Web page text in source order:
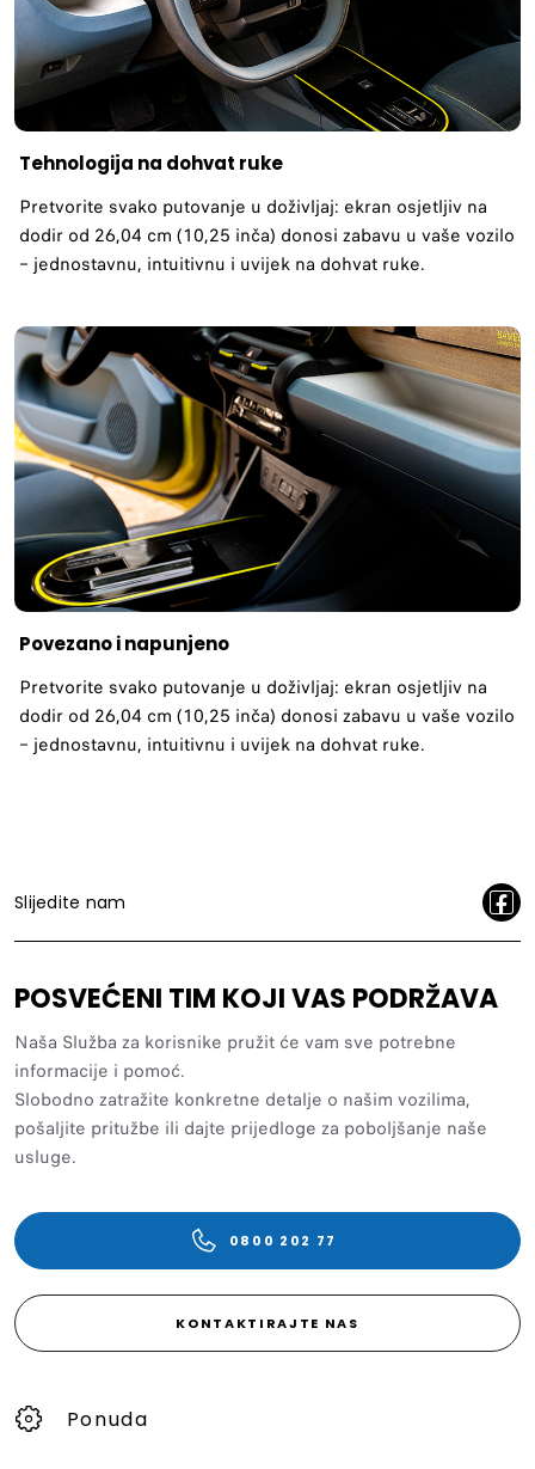
Tehnologija na dohvat ruke
Pretvorite svako putovanje u doživljaj: ekran osjetljiv na
dodir od 26,04 cm (10,25 inča) donosi zabavu u vaše vozilo
– jednostavnu, intuitivnu i uvijek na dohvat ruke.
Povezano i napunjeno
Pretvorite svako putovanje u doživljaj: ekran osjetljiv na
dodir od 26,04 cm (10,25 inča) donosi zabavu u vaše vozilo
– jednostavnu, intuitivnu i uvijek na dohvat ruke.
Slijedite nam
POSVEĆENI TIM KOJI VAS PODRŽAVA
Naša Služba za korisnike pružit će vam sve potrebne
informacije i pomoć.
Slobodno zatražite konkretne detalje o našim vozilima,
pošaljite pritužbe ili dajte prijedloge za poboljšanje naše
usluge.
0800 202 77
KONTAKTIRAJTE NAS
Ponuda